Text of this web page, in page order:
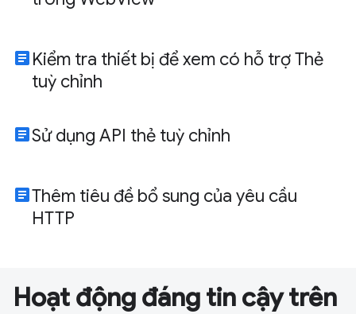
article Kiểm tra thiết bị để xem có hỗ trợ Thẻ
tuỳ chỉnh
articleSử dụng API thẻ tuỳ chỉnh
articleThêm tiêu đề bổ sung của yêu cầu
HTTP
Hoạt động đáng tin cậy trên